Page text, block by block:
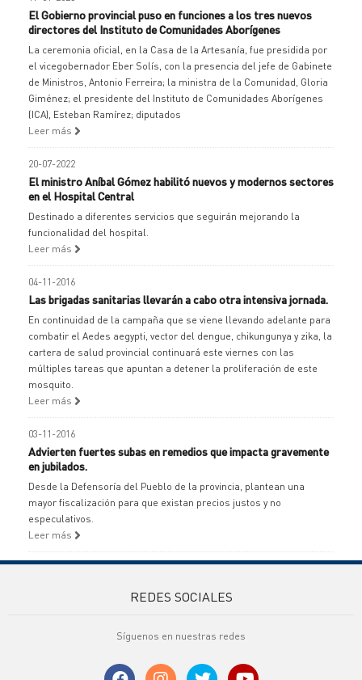
El Gobierno provincial puso en funciones a los tres nuevos
directores del Instituto de Comunidades Aborígenes
La ceremonia oficial, en la Casa de la Artesanía, fue presidida por
el vicegobernador Eber Solís, con la presencia del jefe de Gabinete
de Ministros, Antonio Ferreira; la ministra de la Comunidad, Gloria
Giménez; el presidente del Instituto de Comunidades Aborígenes
(ICA), Esteban Ramírez; diputados
Leer más
20-07-2022
El ministro Aníbal Gómez habilitó nuevos y modernos sectores
en el Hospital Central
Destinado a diferentes servicios que seguirán mejorando la
funcionalidad del hospital.
Leer más
04-11-2016
Las brigadas sanitarias llevarán a cabo otra intensiva jornada.
En continuidad de la campaña que se viene llevando adelante para
combatir el Aedes aegypti, vector del dengue, chikungunya y zika, la
cartera de salud provincial continuará este viernes con las
múltiples tareas que apuntan a detener la proliferación de este
mosquito.
Leer más
03-11-2016
Advierten fuertes subas en remedios que impacta gravemente
en jubilados.
Desde la Defensoría del Pueblo de la provincia, plantean una
mayor fiscalización para que existan precios justos y no
especulativos.
Leer más
REDES SOCIALES
Síguenos en nuestras redes